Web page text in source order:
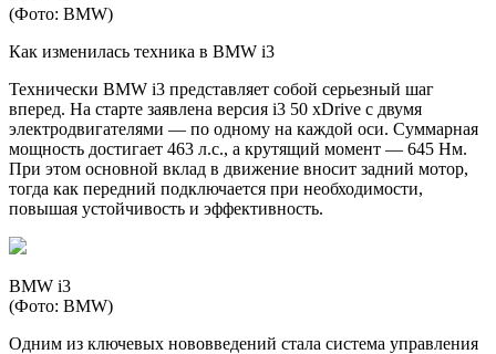
(Фото: BMW)
Как изменилась техника в BMW i3
Технически BMW i3 представляет собой серьезный шаг
вперед. На старте заявлена версия i3 50 xDrive с двумя
электродвигателями — по одному на каждой оси. Суммарная
мощность достигает 463 л.с., а крутящий момент — 645 Нм.
При этом основной вклад в движение вносит задний мотор,
тогда как передний подключается при необходимости,
повышая устойчивость и эффективность.
BMW i3
(Фото: BMW)
Одним из ключевых нововведений стала система управления